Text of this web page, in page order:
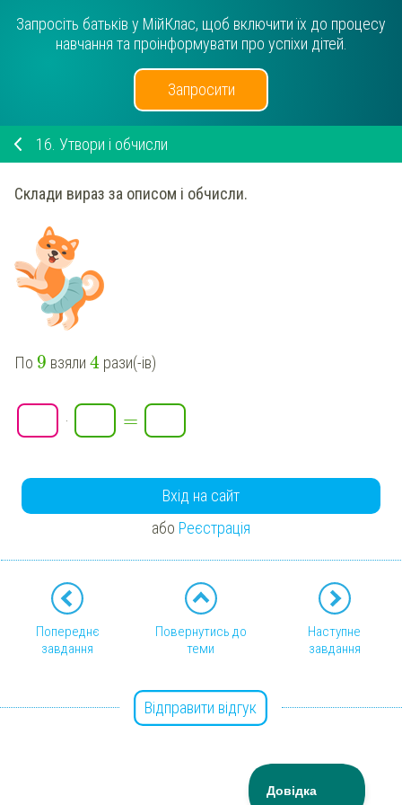
Запросіть батьків у МійКлас, щоб включити їх до процесу
навчання та проінформувати про успіхи дітей.
Запросити
16. Утвори і обчисли
Склади вираз за описом і обчисли.
По 9 взяли 4 рази(-ів)
· =
Вхід на сайт
або Реєстрація
Попереднє
завдання
Повернутись до
теми
Наступне
завдання
Відправити відгук